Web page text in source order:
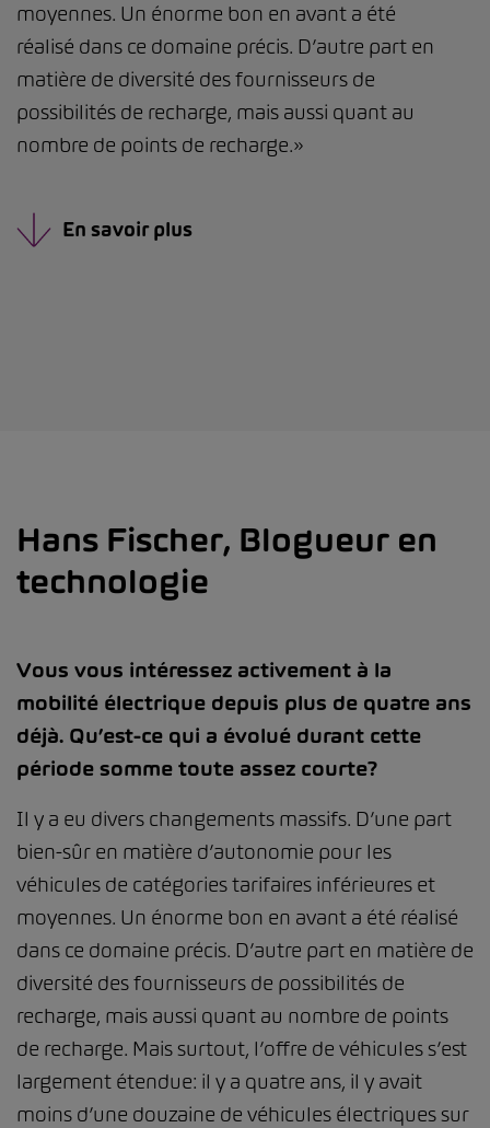
moyennes. Un énorme bon en avant a été
réalisé dans ce domaine précis. D’autre part en
matière de diversité des fournisseurs de
possibilités de recharge, mais aussi quant au
nombre de points de recharge.»
En savoir plus
Hans Fischer, Blogueur en
technologie
Vous vous intéressez activement à la
mobilité électrique depuis plus de quatre ans
déjà. Qu’est-ce qui a évolué durant cette
période somme toute assez courte?
Il y a eu divers changements massifs. D’une part
bien-sûr en matière d’autonomie pour les
véhicules de catégories tarifaires inférieures et
moyennes. Un énorme bon en avant a été réalisé
dans ce domaine précis. D’autre part en matière de
diversité des fournisseurs de possibilités de
recharge, mais aussi quant au nombre de points
de recharge. Mais surtout, l’offre de véhicules s’est
largement étendue: il y a quatre ans, il y avait
moins d’une douzaine de véhicules électriques sur